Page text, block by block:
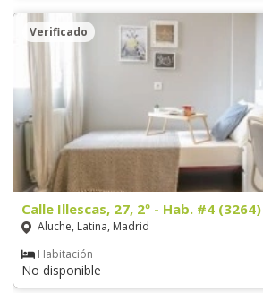
Verificado
Calle Illescas, 27, 2º - Hab. #4 (3264)
Aluche, Latina, Madrid
Habitación
No disponible